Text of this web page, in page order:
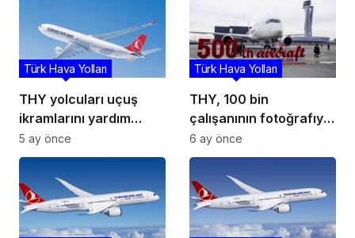
THY yolcuları uçuş
ikramlarını yardım
derneklerine
bağışlayabilecek
Türk Hava Yolları
5 ay önce
THY, 100 bin
çalışanının fotoğrafıyla
giydirdiği 500’üncü
uçağını tanıttı
Türk Hava Yolları
6 ay önce